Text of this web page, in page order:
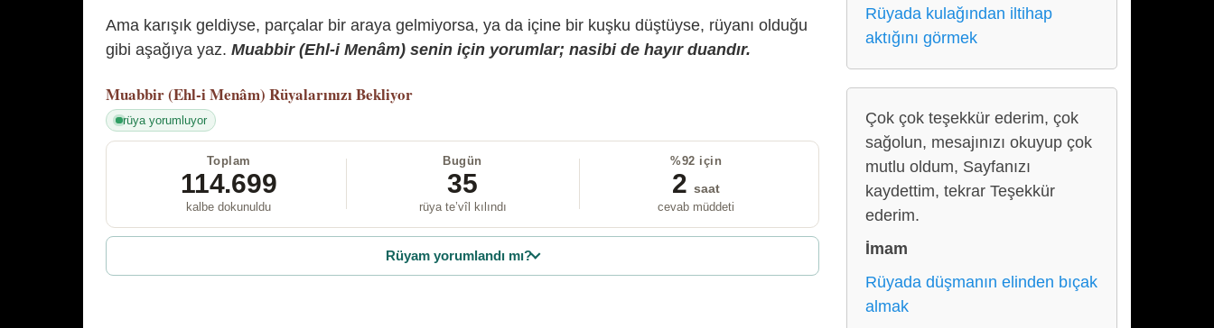
Ama karışık geldiyse, parçalar bir araya gelmiyorsa, ya da içine bir kuşku düştüyse, rüyanı olduğu
gibi aşağıya yaz. Muabbir (Ehl-i Menâm) senin için yorumlar; nasibi de hayır duandır.
Muabbir (Ehl-i Menâm) Rüyalarınızı Bekliyor
rüya yorumluyor
Toplam
114.699
kalbe dokunuldu
Bugün
35
rüya te’vîl kılındı
%92 için
2 saat
cevab müddeti
Rüyam yorumlandı mı?
Rüyada kulağından iltihap
aktığını görmek
Çok çok teşekkür ederim, çok
sağolun, mesajınızı okuyup çok
mutlu oldum, Sayfanızı
kaydettim, tekrar Teşekkür
ederim.
İmam
Rüyada düşmanın elinden bıçak
almak